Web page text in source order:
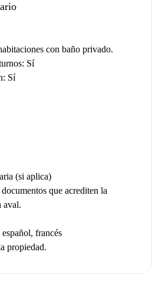
con baño privado.
Sí
Sí
(si aplica)
que acrediten la
aval.
francés
propiedad.